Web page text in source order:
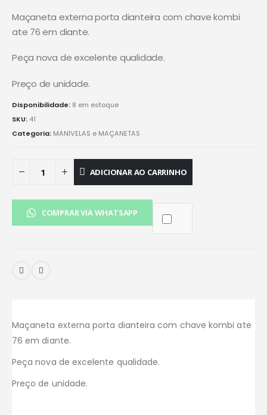
Maçaneta externa porta dianteira com chave kombi
ate 76 em diante.
Peça nova de excelente qualidade.
Preço de unidade.
Disponibilidade: 8 em estoque
SKU: 41
Categoria: MANIVELAS e MAÇANETAS
ADICIONAR AO CARRINHO
COMPRAR VIA WHATSAPP
Maçaneta externa porta dianteira com chave kombi ate
76 em diante.
Peça nova de excelente qualidade.
Preço de unidade.